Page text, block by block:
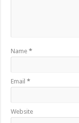
Name*
Email*
Website